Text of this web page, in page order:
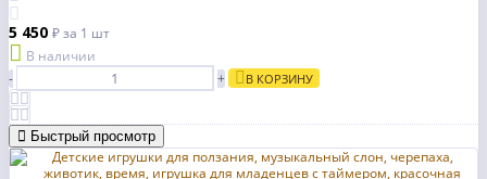
5 450 ₽за 1 шт
В наличии
-
+ В КОРЗИНУ
Быстрый просмотр